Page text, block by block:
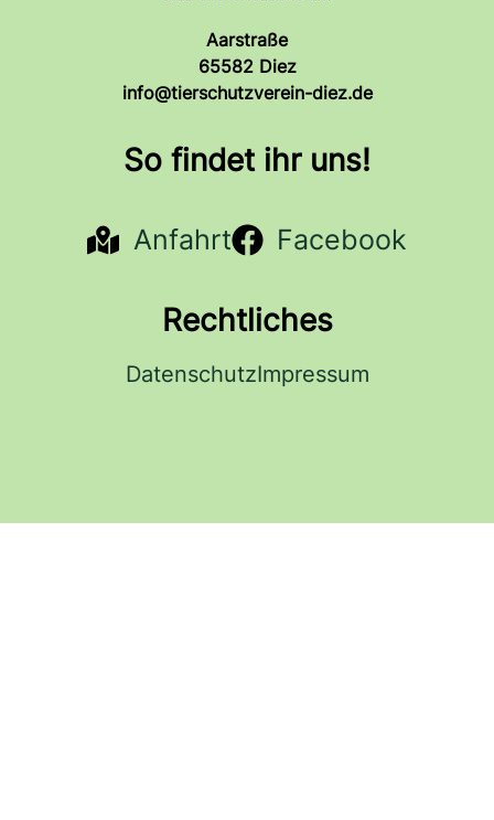
Aarstraße
65582 Diez
info@tierschutzverein-diez.de
So findet ihr uns!
Anfahrt Facebook
Rechtliches
DatenschutzImpressum